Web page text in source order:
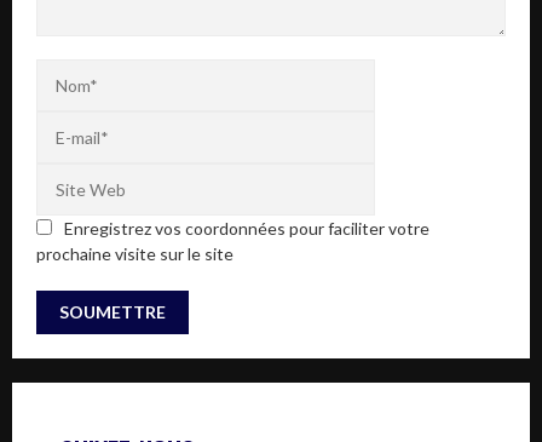
Enregistrez vos coordonnées pour faciliter votre
prochaine visite sur le site